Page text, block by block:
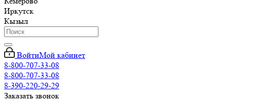
Иркутск
Кызыл
ВойтиМой кабинет
8-800-707-33-08
8-800-707-33-08
8-390-220-29-29
Заказать звонок